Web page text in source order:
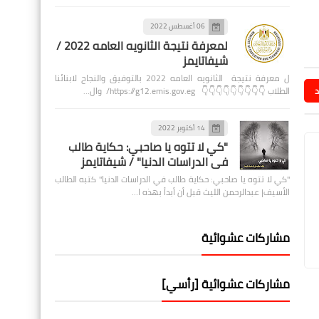
06 أغسطس 2022
لمعرفة نتيجة الثانويه العامه 2022 /
شيفاتايمز
ل معرفة نتيجة الثانويه العامه 2022 بالتوفيق والنجاح لابنائنا
الطلاب 👇👇👇👇👇👇👇👇👇 https://g12.emis.gov.eg/ وال…
14 أكتوبر 2022
"كي لا تتوه يا صاحبي: حكاية طالب
في الدراسات الدنيا" / شيفاتايمز
"كي لا تتوه يا صاحبي: حكاية طالب في الدراسات الدنيا" كتبه الطالب
الأسيف| عبدالرحمن الليث قبل أن أبدأ بهذه ا…
مشاركات عشوائية
مشاركات عشوائية [رأسي]